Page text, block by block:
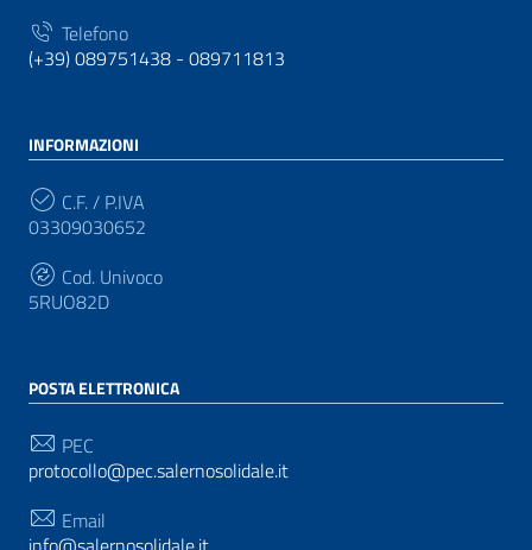
Telefono
(+39) 089751438 - 089711813
INFORMAZIONI
C.F. / P.IVA
03309030652
Cod. Univoco
5RUO82D
POSTA ELETTRONICA
PEC
protocollo@pec.salernosolidale.it
Email